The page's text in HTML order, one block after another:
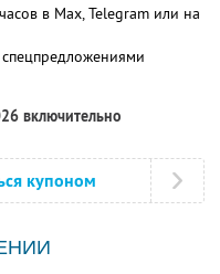
в Max, Telegram или на
включительно
купоном